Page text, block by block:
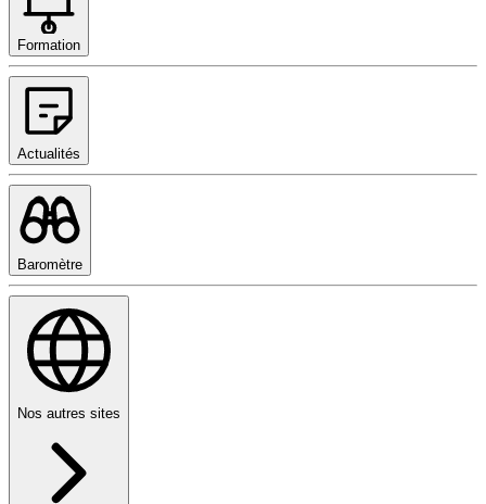
Formation
Actualités
Baromètre
Nos autres sites